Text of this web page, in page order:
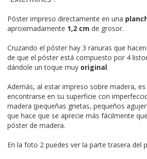
Póster impreso directamente en una
aproximadamente 1,2 cm de grosor.
Cruzando el póster hay 3 ranuras que
de que el póster está compuesto por 4
dándole un toque muy original.
Además, al estar impreso sobre madera,
encontrarse en su superficie con
madera (pequeñas grietas, pequeños
que hace que se aprecie más fácilmente
póster de madera.
En la foto 2 puedes ver la parte trasera del